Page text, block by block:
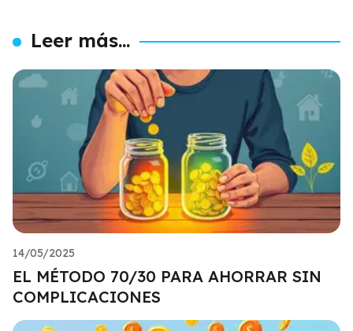
Leer más...
14/05/2025
EL MÉTODO 70/30 PARA AHORRAR SIN
COMPLICACIONES